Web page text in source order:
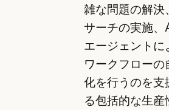
雑な問題の解決
サーチの実施、
エージェントに
ワークフローの
化を行うのを支
る包括的な生産